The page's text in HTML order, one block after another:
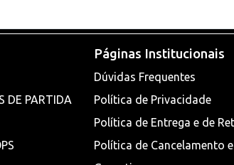
DE PARTIDA
Páginas Institucionais
Dúvidas Frequentes
Política de Privacidade
Política de Entrega e de
Política de Cancelamento